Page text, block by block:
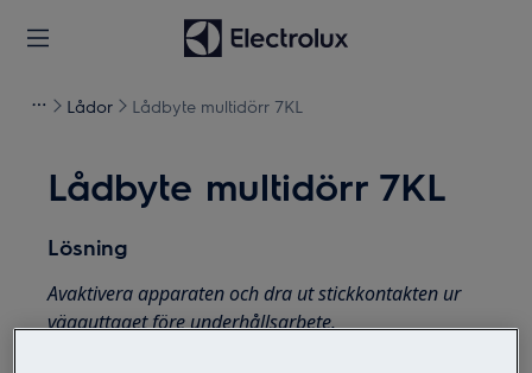
Lådor Lådbyte multidörr 7KL
Lådbyte multidörr 7KL
Lösning
Avaktivera apparaten och dra ut stickkontakten ur
vägguttaget före underhållsarbete.